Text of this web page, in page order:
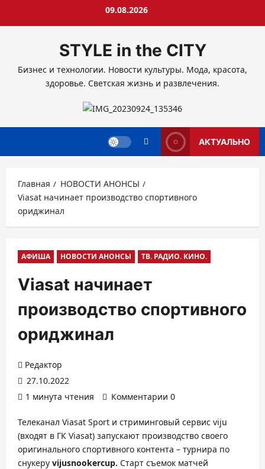
09.08.2026
STYLE in the CITY
Бизнес и технологии. Новости культуры. Мода, красота,
здоровье. Светская жизнь и развлечения.
АКТУАЛЬНО
Главная
НОВОСТИ АНОНСЫ
Viasat начинает производство спортивного
ориджинал
АФИША НОВОСТИ АНОНСЫ ТВ. РАДИО. КИНО.
Viasat начинает
производство спортивного
ориджинал
Редактор
27.10.2022
1 минута чтения
Комментарии 0
Телеканал Viasat Sport и стриминговый сервис viju
(входят в ГК Viasat) запускают производство своего
оригинального спортивного контента – турнира по
снукеру vijusnookercup. Старт съемок матчей